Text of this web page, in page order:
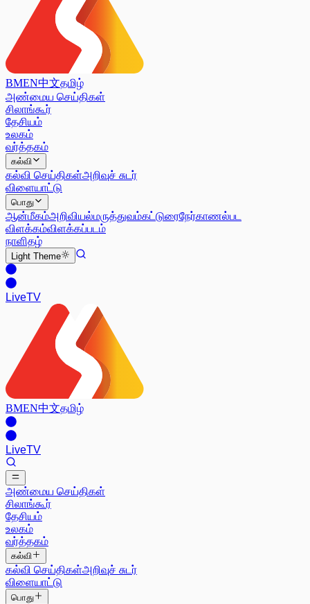
BMEN中文தமிழ்
அண்மைய செய்திகள்
சிலாங்கூர்
தேசியம்
உலகம்
வர்த்தகம்
கல்வி
கல்வி செய்திகள்அறிவுச் சுடர்
விளையாட்டு
பொது
ஆன்மீகம்அறிவியல்மருத்துவம்கட்டுரைநேர்காணல்பட
விளக்கம்விளக்கப்படம்
நாளிதழ்
Light Theme
LiveTV
BMEN中文தமிழ்
LiveTV
அண்மைய செய்திகள்
சிலாங்கூர்
தேசியம்
உலகம்
வர்த்தகம்
கல்வி
கல்வி செய்திகள்அறிவுச் சுடர்
விளையாட்டு
பொது